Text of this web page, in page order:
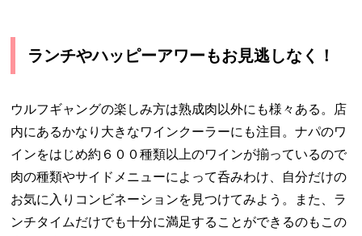
ランチやハッピーアワーもお見逃しなく！
ウルフギャングの楽しみ方は熟成肉以外にも様々ある。店
内にあるかなり大きなワインクーラーにも注目。ナパのワ
インをはじめ約６００種類以上のワインが揃っているので
肉の種類やサイドメニューによって呑みわけ、自分だけの
お気に入りコンビネーションを見つけてみよう。また、ラ
ンチタイムだけでも十分に満足することができるのもこの